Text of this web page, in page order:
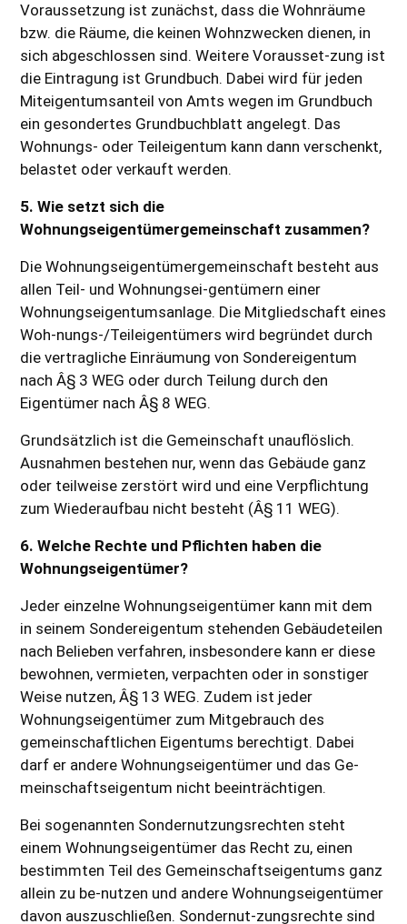
Voraussetzung ist zunächst, dass die Wohnräume
bzw. die Räume, die keinen Wohnzwecken dienen, in
sich abgeschlossen sind. Weitere Vorausset-zung ist
die Eintragung ist Grundbuch. Dabei wird für jeden
Miteigentumsanteil von Amts wegen im Grundbuch
ein gesondertes Grundbuchblatt angelegt. Das
Wohnungs- oder Teileigentum kann dann verschenkt,
belastet oder verkauft werden.
5. Wie setzt sich die
Wohnungseigentümergemeinschaft zusammen?
Die Wohnungseigentümergemeinschaft besteht aus
allen Teil- und Wohnungsei-gentümern einer
Wohnungseigentumsanlage. Die Mitgliedschaft eines
Woh-nungs-/Teileigentümers wird begründet durch
die vertragliche Einräumung von Sondereigentum
nach Â§ 3 WEG oder durch Teilung durch den
Eigentümer nach Â§ 8 WEG.
Grundsätzlich ist die Gemeinschaft unauflöslich.
Ausnahmen bestehen nur, wenn das Gebäude ganz
oder teilweise zerstört wird und eine Verpflichtung
zum Wiederaufbau nicht besteht (Â§ 11 WEG).
6. Welche Rechte und Pflichten haben die
Wohnungseigentümer?
Jeder einzelne Wohnungseigentümer kann mit dem
in seinem Sondereigentum stehenden Gebäudeteilen
nach Belieben verfahren, insbesondere kann er diese
bewohnen, vermieten, verpachten oder in sonstiger
Weise nutzen, Â§ 13 WEG. Zudem ist jeder
Wohnungseigentümer zum Mitgebrauch des
gemeinschaftlichen Eigentums berechtigt. Dabei
darf er andere Wohnungseigentümer und das Ge-
meinschaftseigentum nicht beeinträchtigen.
Bei sogenannten Sondernutzungsrechten steht
einem Wohnungseigentümer das Recht zu, einen
bestimmten Teil des Gemeinschaftseigentums ganz
allein zu be-nutzen und andere Wohnungseigentümer
davon auszuschließen. Sondernut-zungsrechte sind